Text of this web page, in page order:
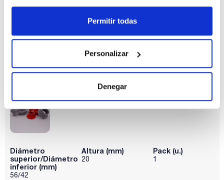
Permitir todas
Personalizar
Denegar
superior/Diámetro 20 1
Referencia
Envase
Precio
Disponibilidad
Ver stock
Diámetro
superior/Diámetro
inferior (mm)
56/42
Altura (mm)
20
Pack (u.)
1